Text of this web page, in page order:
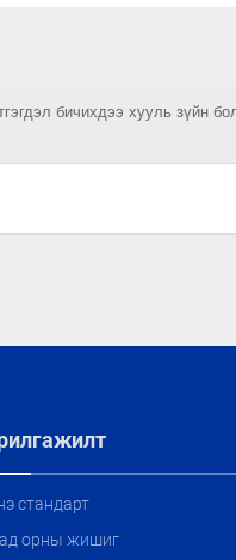
бичихдээ хууль зүйн
стандарт
орны жишиг